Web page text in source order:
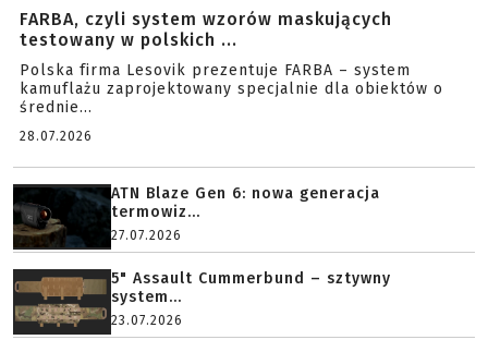
FARBA, czyli system wzorów maskujących
testowany w polskich ...
Polska firma Lesovik prezentuje FARBA – system
kamuflażu zaprojektowany specjalnie dla obiektów o
średnie...
28.07.2026
ATN Blaze Gen 6: nowa generacja
termowiz...
27.07.2026
5" Assault Cummerbund – sztywny
system...
23.07.2026